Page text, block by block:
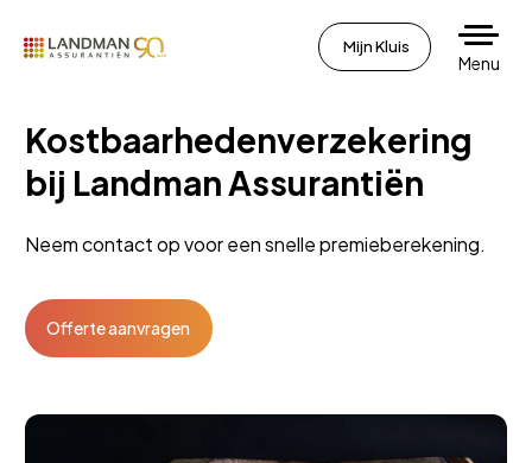
Mijn Kluis
Menu
Kostbaarhedenverzekering
bij Landman Assurantiën
Neem contact op voor een snelle premieberekening.
Offerte aanvragen